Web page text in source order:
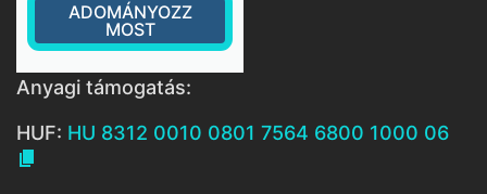
ADOMÁNYOZZ
MOST
Anyagi támogatás:
HUF: HU 8312 0010 0801 7564 6800 1000 06
